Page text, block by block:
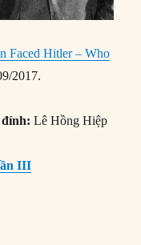
Faced Hitler – Who
2017.
đính:Lê Hồng Hiệp
III